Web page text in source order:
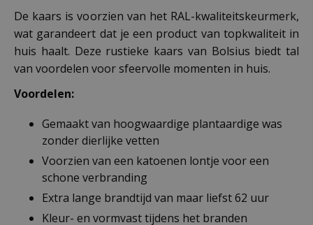
De kaars is voorzien van het RAL-kwaliteitskeurmerk,
wat garandeert dat je een product van topkwaliteit in
huis haalt. Deze rustieke kaars van Bolsius biedt tal
van voordelen voor sfeervolle momenten in huis.
Voordelen:
Gemaakt van hoogwaardige plantaardige was
zonder dierlijke vetten
Voorzien van een katoenen lontje voor een
schone verbranding
Extra lange brandtijd van maar liefst 62 uur
Kleur- en vormvast tijdens het branden